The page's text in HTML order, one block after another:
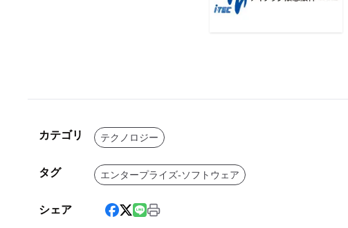
カテゴリ テクノロジー
タグ エンタープライズ-ソフトウェア
シェア